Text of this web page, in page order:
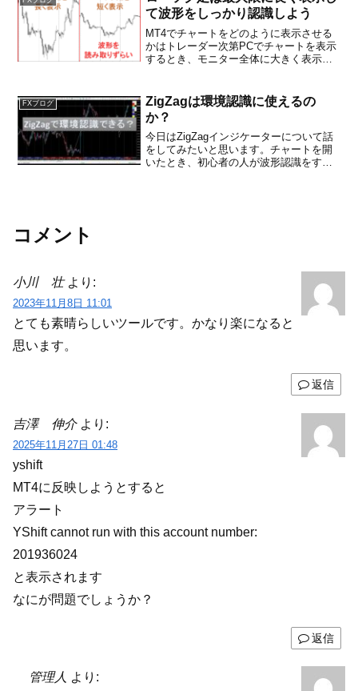
になった」...
て波形をしっかり認識しよう
MT4でチャートをどのように表示させる
かはトレーダー次第PCでチャートを表示
するとき、モニター全体に大きく表示し
まさか、下の画像のように上部と下部に
大きな空白地帯を作っ...
FXブログ
ZigZagは環境認識に使えるの
か？
今日はZigZagインジケーターについて話
をしてみたいと思います。チャートを開
いたとき、初心者の人が波形認識をする
コメント
小川 壮 より:
2023年11月8日 11:01
とても素晴らしいツールです。かなり楽になると
思います。
返信
吉澤 伸介 より:
2025年11月27日 01:48
yshift
MT4に反映しようとすると
アラート
YShift cannot run with this account number:
201936024
と表示されます
なにが問題でしょうか？
返信
管理人 より: